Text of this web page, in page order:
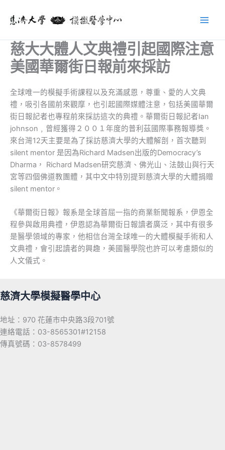
要 慈大大體人文典禮引起國際注意
美國華爾街日報前來採訪
全球唯一的模擬手術課程以及充滿感恩，尊重、愛的人文典
禮，吸引各國前來觀摩，也引起國際媒體注意，包括美國華爾
街日報記者也專程前來採訪這次的典禮。華爾街日報記者Ian
johnson﹐曾經獲得２００１年度的普利茲國際事務報導獎。
來台灣12天主要是為了採訪慈濟大學的大體解剖，首次聽到
silent mentor 是因為Richard Madsen出版的Democracy’s
Dharma， Richard Madsen研究慈濟、佛光山、法鼓山與行天
宮等四個佛道教團體，其中文中特別提到慈濟大學的大體捐贈
silent mentor。
《華爾街日報》報系是全球首屈一指的商業新聞報系，伊恩全
程參與啟用典禮，伊恩認為華爾街日報讀者廣泛，其中有很多
是醫學領域的專家，他相信台灣全球唯一的大體模擬手術和人
文典禮，會引起讀者的興趣，美國醫學院也許可以考慮類似的
人文儀式。
慈濟大學模擬醫學中心
地址：970 花蓮市中央路3段701號
連絡電話：03-8565301#12158
傳真號碼：03-8578499